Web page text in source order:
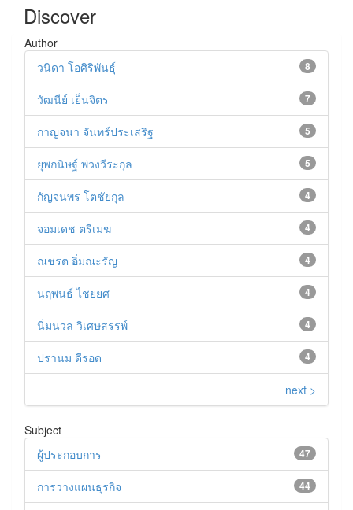
Discover
Author
8
วนิดา โอศิริพันธุ์
7
วัฒนีย์ เย็นจิตร
5
กาญจนา จันทร์ประเสริฐ
5
ยุพกนิษฐ์ พ่วงวีระกุล
4
กัญจนพร โตชัยกุล
4
จอมเดช ตรีเมฆ
4
ณชรต อิ่มณะรัญ
4
นฤพนธ์ ไชยยศ
4
นิ่มนวล วิเศษสรรพ์
4
ปรานม ดีรอด
next >
Subject
47
ผู้ประกอบการ
44
การวางแผนธุรกิจ